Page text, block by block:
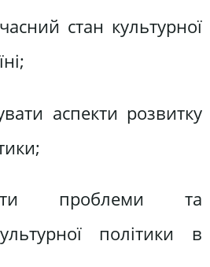
стан культурної
аспекти розвитку
проблеми та
політики в